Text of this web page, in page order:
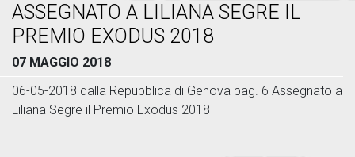
ASSEGNATO A LILIANA SEGRE IL
PREMIO EXODUS 2018
07 MAGGIO 2018
06-05-2018 dalla Repubblica di Genova pag. 6 Assegnato a
Liliana Segre il Premio Exodus 2018